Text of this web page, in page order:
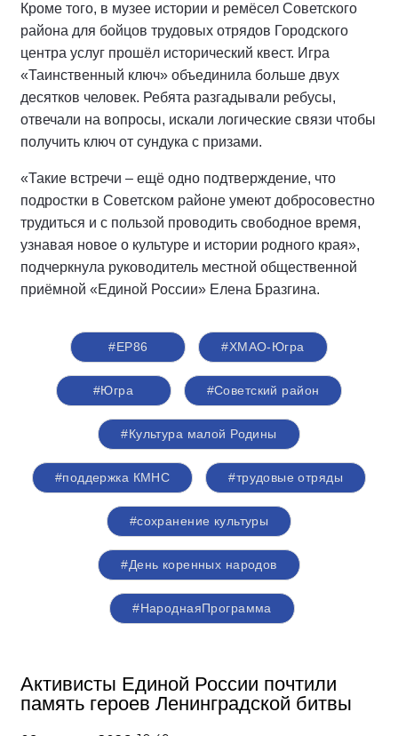
Кроме того, в музее истории и ремёсел Советского
района для бойцов трудовых отрядов Городского
центра услуг прошёл исторический квест. Игра
«Таинственный ключ» объединила больше двух
десятков человек. Ребята разгадывали ребусы,
отвечали на вопросы, искали логические связи чтобы
получить ключ от сундука с призами.
«Такие встречи – ещё одно подтверждение, что
подростки в Советском районе умеют добросовестно
трудиться и с пользой проводить свободное время,
узнавая новое о культуре и истории родного края»,
подчеркнула руководитель местной общественной
приёмной «Единой России» Елена Бразгина.
#ЕР86 #ХМАО-Югра
#Югра #Советский район
#Культура малой Родины
#поддержка КМНС #трудовые отряды
#сохранение культуры
#День коренных народов
#НароднаяПрограмма
Активисты Единой России почтили
память героев Ленинградской битвы